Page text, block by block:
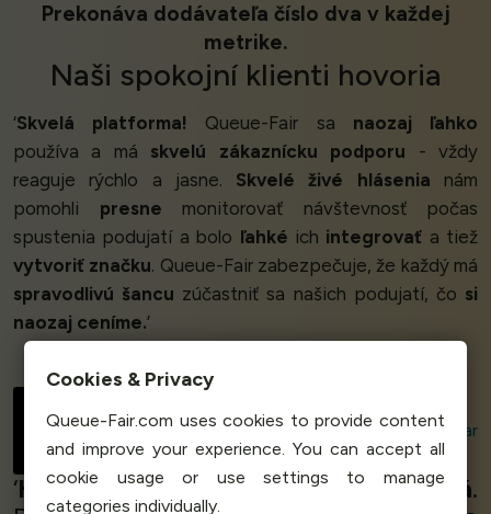
Prekonáva dodávateľa číslo dva v každej
metrike.
Naši spokojní klienti hovoria
‘Skvelá platforma! Queue-Fair sa naozaj ľahko
používa a má skvelú zákaznícku podporu - vždy
reaguje rýchlo a jasne. Skvelé živé hlásenia nám
pomohli presne monitorovať návštevnosť počas
spustenia podujatí a bolo ľahké ich integrovať a tiež
vytvoriť značku. Queue-Fair zabezpečuje, že každý má
spravodlivú šancu zúčastniť sa našich podujatí, čo si
naozaj ceníme.’
Digital Marketing Executive
War
Child
‘Hodnotapre nás bolaveľmi vysoká.
Cookies & Privacy
Queue-Fair.com uses cookies to provide content
and improve your experience. You can accept all
cookie usage or use settings to manage
categories individually.